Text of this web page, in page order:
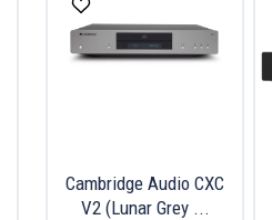
Cambridge Audio CXC
V2 (Lunar Grey ...